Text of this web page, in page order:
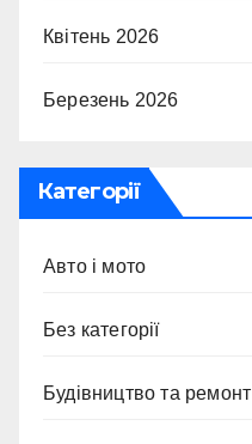
Квітень 2026
Березень 2026
Категорії
Авто і мото
Без категорії
Будівництво та ремонт